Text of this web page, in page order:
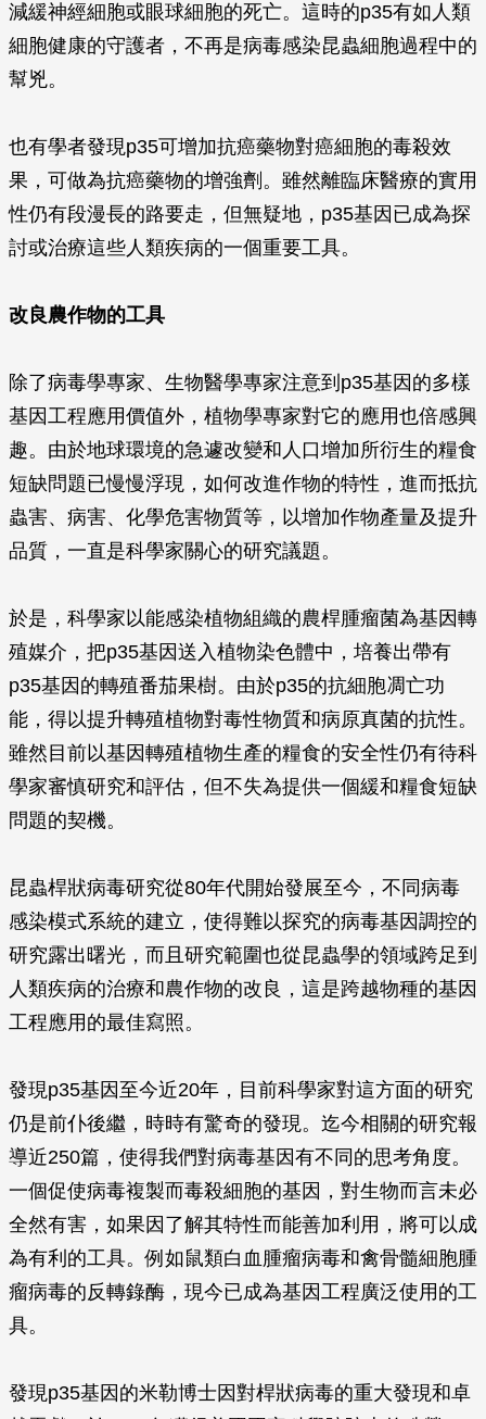
減緩神經細胞或眼球細胞的死亡。這時的p35有如人類
細胞健康的守護者，不再是病毒感染昆蟲細胞過程中的
幫兇。
也有學者發現p35可增加抗癌藥物對癌細胞的毒殺效
果，可做為抗癌藥物的增強劑。雖然離臨床醫療的實用
性仍有段漫長的路要走，但無疑地，p35基因已成為探
討或治療這些人類疾病的一個重要工具。
改良農作物的工具
除了病毒學專家、生物醫學專家注意到p35基因的多樣
基因工程應用價值外，植物學專家對它的應用也倍感興
趣。由於地球環境的急遽改變和人口增加所衍生的糧食
短缺問題已慢慢浮現，如何改進作物的特性，進而抵抗
蟲害、病害、化學危害物質等，以增加作物產量及提升
品質，一直是科學家關心的研究議題。
於是，科學家以能感染植物組織的農桿腫瘤菌為基因轉
殖媒介，把p35基因送入植物染色體中，培養出帶有
p35基因的轉殖番茄果樹。由於p35的抗細胞凋亡功
能，得以提升轉殖植物對毒性物質和病原真菌的抗性。
雖然目前以基因轉殖植物生產的糧食的安全性仍有待科
學家審慎研究和評估，但不失為提供一個緩和糧食短缺
問題的契機。
昆蟲桿狀病毒研究從80年代開始發展至今，不同病毒
感染模式系統的建立，使得難以探究的病毒基因調控的
研究露出曙光，而且研究範圍也從昆蟲學的領域跨足到
人類疾病的治療和農作物的改良，這是跨越物種的基因
工程應用的最佳寫照。
發現p35基因至今近20年，目前科學家對這方面的研究
仍是前仆後繼，時時有驚奇的發現。迄今相關的研究報
導近250篇，使得我們對病毒基因有不同的思考角度。
一個促使病毒複製而毒殺細胞的基因，對生物而言未必
全然有害，如果因了解其特性而能善加利用，將可以成
為有利的工具。例如鼠類白血腫瘤病毒和禽骨髓細胞腫
瘤病毒的反轉錄酶，現今已成為基因工程廣泛使用的工
具。
發現p35基因的米勒博士因對桿狀病毒的重大發現和卓